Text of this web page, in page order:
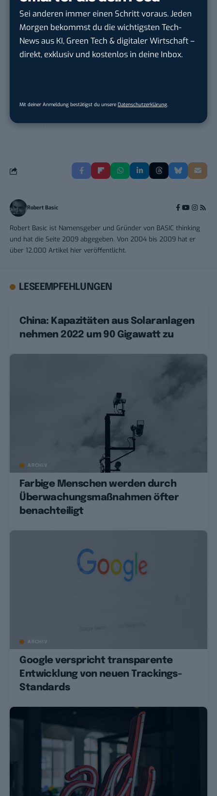
Sei anderen immer einen Schritt voraus. Jeden
Morgen bekommst du die wichtigsten Tech-
News aus KI, Green Tech & digitaler Wirtschaft –
direkt, exklusiv und kostenlos in deine Inbox.
Mit deiner Anmeldung bestätigst du unsere Datenschutzerklärung
Frankfurt am Main
Sales-Manager (m/w/d) Online-
Marketing
.wtv Württemberger Medien GmbH & ...in
ZEISSinOberkochen (Baden-Württemberg),
Robert Basic
Robert Basic ist Namensgeber und Gründer von BASIC thinking
und hat die Seite 2009 abgegeben. Von 2004 bis 2009 hat er
über 12.000 Artikel hier veröffentlicht.
LESEEMPFEHLUNGEN
China: Kapazitäten aus Solaranlagen
nehmen 2022 um 90 Gigawatt zu
ARCHIV
Farbige Menschen werden durch
Überwachungsmaßnahmen öfter
benachteiligt
ARCHIV
Google verspricht transparente
Entwicklung von neuen Trackings-
Standards